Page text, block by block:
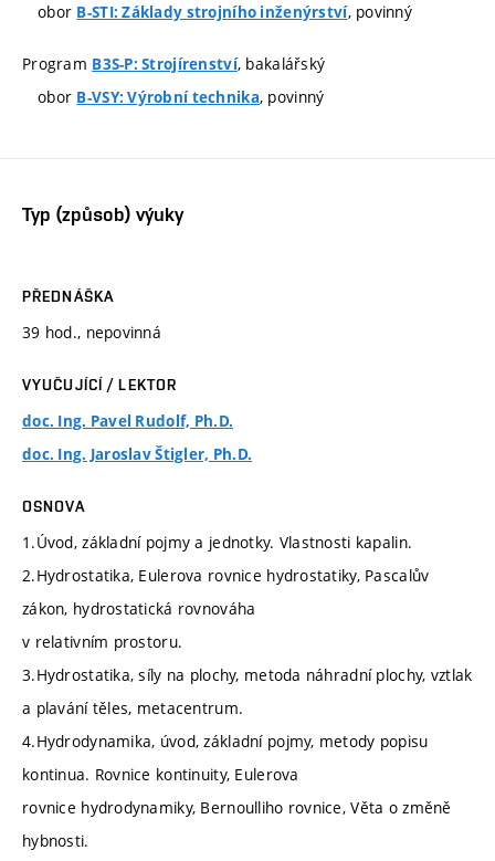
obor B-STI: Základy strojního inženýrství, povinný
Program B3S-P: Strojírenství, bakalářský
obor B-VSY: Výrobní technika, povinný
Typ (způsob) výuky
PŘEDNÁŠKA
39 hod., nepovinná
VYUČUJÍCÍ / LEKTOR
doc. Ing. Pavel Rudolf, Ph.D.
doc. Ing. Jaroslav Štigler, Ph.D.
OSNOVA
1.Úvod, základní pojmy a jednotky. Vlastnosti kapalin.
2.Hydrostatika, Eulerova rovnice hydrostatiky, Pascalův
zákon, hydrostatická rovnováha
v relativním prostoru.
3.Hydrostatika, síly na plochy, metoda náhradní plochy, vztlak
a plavání těles, metacentrum.
4.Hydrodynamika, úvod, základní pojmy, metody popisu
kontinua. Rovnice kontinuity, Eulerova
rovnice hydrodynamiky, Bernoulliho rovnice, Věta o změně
hybnosti.